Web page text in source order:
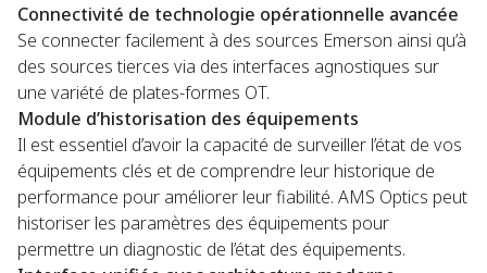
Connectivité de technologie opérationnelle avancée
Se connecter facilement à des sources Emerson ainsi qu’à
des sources tierces via des interfaces agnostiques sur
une variété de plates-formes OT.
Module d’historisation des équipements
Il est essentiel d’avoir la capacité de surveiller l’état de vos
équipements clés et de comprendre leur historique de
performance pour améliorer leur fiabilité. AMS Optics peut
historiser les paramètres des équipements pour
permettre un diagnostic de l’état des équipements.